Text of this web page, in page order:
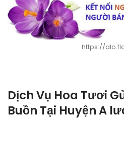
https://
Dịch Vụ Hoa Tươi
Buồn Tại Huyện A